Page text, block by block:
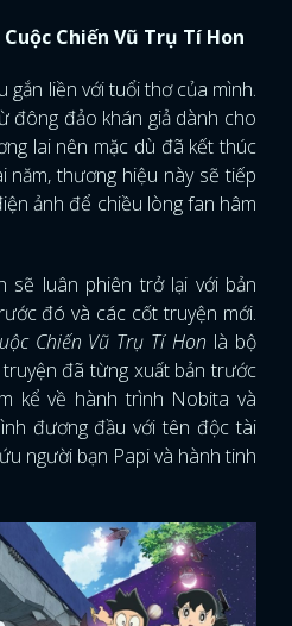
Chiến Vũ Trụ Tí Hon
gắn liền với tuổi thơ của mình.
đông đảo khán giả dành cho
lai nên mặc dù đã kết thúc
năm, thương hiệu này sẽ tiếp
ảnh để chiều lòng fan hâm
sẽ luân phiên trở lại với bản
đó và các cốt truyện mới.
Chiến Vũ Trụ Tí Hon là bộ
đã từng xuất bản trước
kể về hành trình Nobita và
đương đầu với tên độc tài
người bạn Papi và hành tinh